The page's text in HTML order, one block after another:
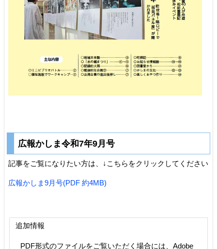
広報かしま令和7年9月号
記事をご覧になりたい方は、↓こちらをクリックしてください
広報かしま9月号(PDF 約4MB)
追加情報
PDF形式のファイルをご覧いただく場合には、Adobe